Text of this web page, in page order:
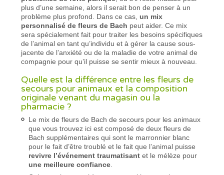
plus d’une semaine, alors il serait bon de penser à un
problème plus profond. Dans ce cas, un mix
personnalisé de fleurs de Bach peut aider. Ce mix
sera spécialement fait pour traiter les besoins spécifiques
de l’animal en tant qu’individu et à gérer la cause sous-
jacente de l’anxiété ou de la maladie de votre animal de
compagnie pour qu’il puisse se sentir mieux à nouveau.
Quelle est la différence entre les fleurs de
secours pour animaux et la composition
originale venant du magasin ou la
pharmacie ?
Le mix de fleurs de Bach de secours pour les animaux
que vous trouvez ici est composé de deux fleurs de
Bach supplémentaires qui sont le marronnier blanc
pour le fait d’être troublé et le fait que l’animal puisse
revivre l’événement traumatisant et le mélèze pour
une meilleure confiance.